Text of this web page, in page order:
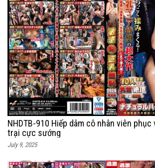
NHDTB-910 Hiếp dâm cô nhân viên
trại cực sướng
July 9, 2025